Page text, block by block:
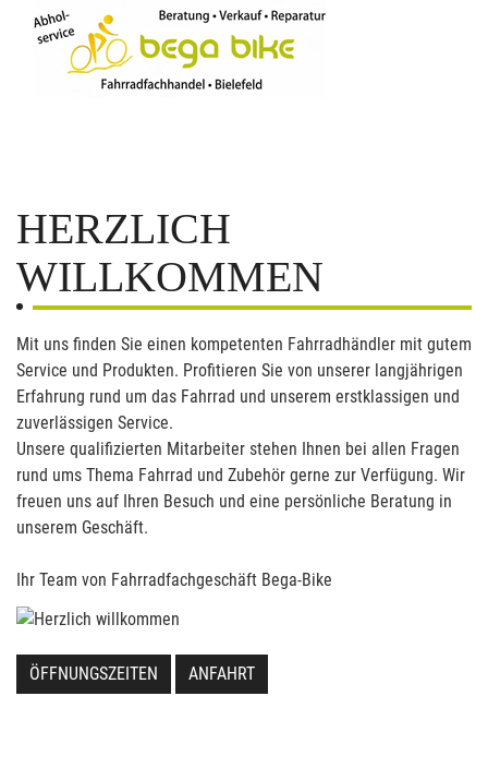
HERZLICH
WILLKOMMEN
Mit uns finden Sie einen kompetenten Fahrradhändler mit gutem
Service und Produkten. Profitieren Sie von unserer langjährigen
Erfahrung rund um das Fahrrad und unserem erstklassigen und
zuverlässigen Service.
Unsere qualifizierten Mitarbeiter stehen Ihnen bei allen Fragen
rund ums Thema Fahrrad und Zubehör gerne zur Verfügung. Wir
freuen uns auf Ihren Besuch und eine persönliche Beratung in
unserem Geschäft.
Ihr Team von Fahrradfachgeschäft Bega-Bike
ÖFFNUNGSZEITEN ANFAHRT